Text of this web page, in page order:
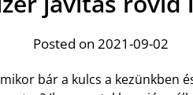
Posted on 2021-09-02
bár a kulcs a kezünkben